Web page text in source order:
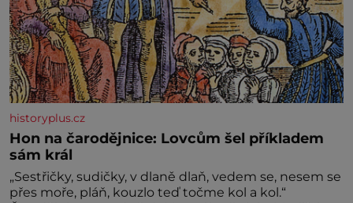
historyplus.cz
Hon na čarodějnice: Lovcům šel příkladem
sám král
„Sestřičky, sudičky, v dlaně dlaň, vedem se, nesem se
přes moře, pláň, kouzlo teď točme kol a kol.“